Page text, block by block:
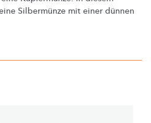
Silbermünze mit einer dünnen